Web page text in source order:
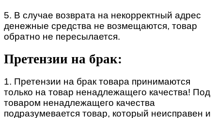
5. В случае возврата на некорректный адрес
денежные средства не возмещаются, товар
обратно не пересылается.
Претензии на брак:
1. Претензии на брак товара принимаются
только на товар ненадлежащего качества! Под
товаром ненадлежащего качества
подразумевается товар, который неисправен и